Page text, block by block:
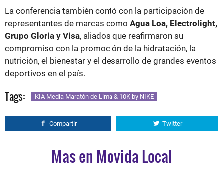
La conferencia también contó con la participación de
representantes de marcas como Agua Loa, Electrolight,
Grupo Gloria y Visa, aliados que reafirmaron su
compromiso con la promoción de la hidratación, la
nutrición, el bienestar y el desarrollo de grandes eventos
deportivos en el país.
Tags: KIA Media Maratón de Lima & 10K by NIKE
Compartir Twitter
Mas en Movida Local